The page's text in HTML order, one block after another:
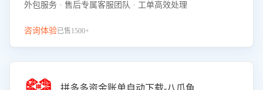
外包服务 · 售后专属客服团队 · 工单高效处理
咨询体验已售1500+
拼多多资金账单自动下载-八爪鱼